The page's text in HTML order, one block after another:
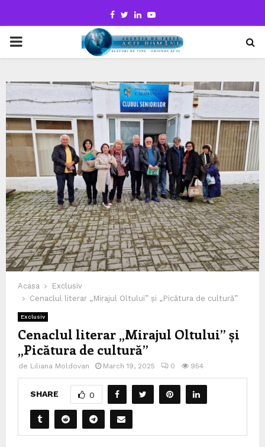
Facebook
TwitterLinkedinYoutube
PRIMARY
Acasa
Exclusiv
Cenaclul literar „Mirajul Oltului” și „Picătura de cultură”
Exclusiv
Cenaclul literar „Mirajul Oltului” și
„Picătura de cultură”
de Liliana Moldovan March 19, 2025 0 954
SHARE 0